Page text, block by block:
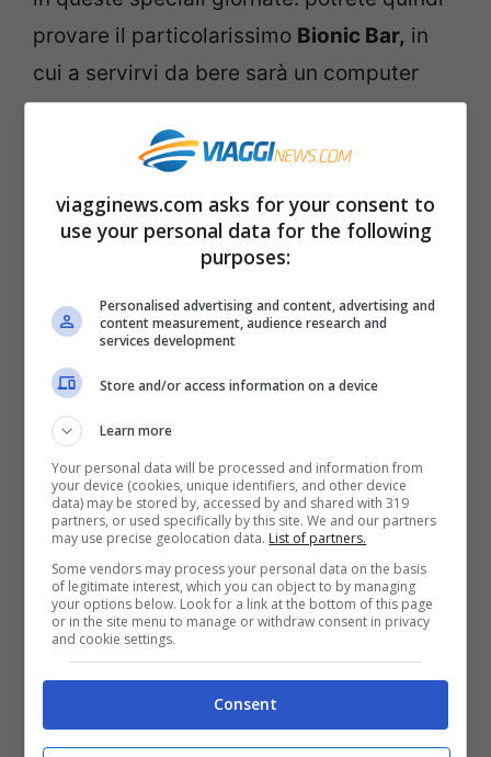
provare il particolarissimo Bionic Bar, in
cui a servirvi da bere sarà un computer
oppure scegliere in quale dei sette
ristoranti mangiare un boccone. Scoprirete
la Zip Line o il FlowRider e poi potrete
utilizzare gli scivoli Perfect Storm e
Ultimate Abyss.
Potrete quindi
della nave
e scoprirne tutti i segreti di questo
bestione di 230mila tonnellate, che svetta
con i suoi 18 ponti e può ospitare fino a
6.680 passeggeri con cabine per ogni
tasca ed esigenza fino alla Ultimate Family
Suite che dispone di due grandi camere
separate da una parete di lego, con
cinema privato e scivoli che dal letto
portano in soggiorno. Lanave della Royal
viagginews.com asks for your consent to
use your personal data for the following
purposes:
Personalised advertising and content, advertising and
content measurement, audience research and
services development
Store and/or access information on a device
Learn more
Your personal data will be processed and information from
your device (cookies, unique identifiers, and other device
data) may be stored by, accessed by and shared with 319
partners, or used specifically by this site. We and our partners
may use precise geolocation data. List of partners.
Some vendors may process your personal data on the basis
of legitimate interest, which you can object to by managing
your options below. Look for a link at the bottom of this page
or in the site menu to manage or withdraw consent in privacy
and cookie settings.
Consent